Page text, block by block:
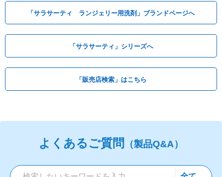
「サラサーティ ランジェリー用洗剤」ブランドページへ
「サラサーティ」シリーズへ
「販売店検索」はこちら
よくあるご質問 （製品Q&A）